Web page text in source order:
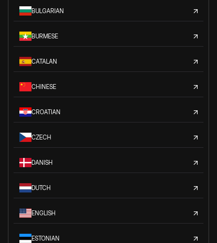
BULGARIAN
BURMESE
CATALAN
CHINESE
CROATIAN
CZECH
DANISH
DUTCH
ENGLISH
ESTONIAN